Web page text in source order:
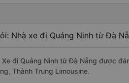
Nhà xe đi Quảng Ninh từ Đà
Xe đi Quảng Ninh từ Đà Nẵng được
Thành Trung Limousine.